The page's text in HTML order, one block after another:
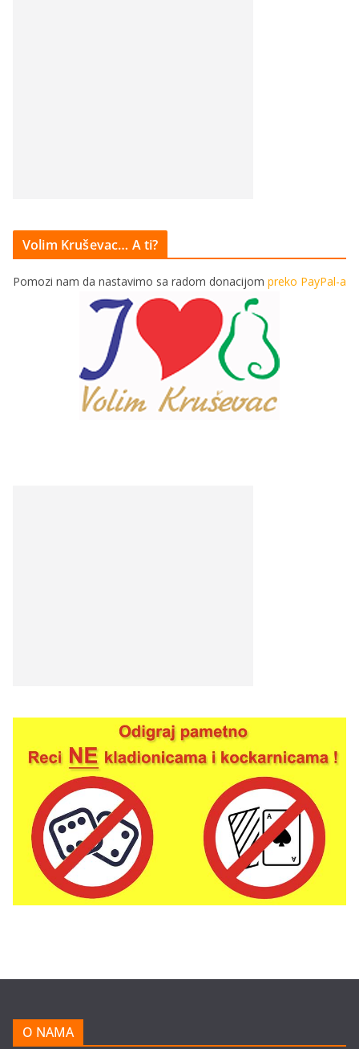
Volim Kruševac… A ti?
Pomozi nam da nastavimo sa radom donacijom preko PayPal-a
O NAMA